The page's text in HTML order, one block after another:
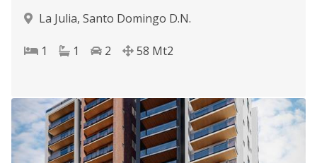
La Julia, Santo Domingo D.N.
1 1 2 58 Mt2